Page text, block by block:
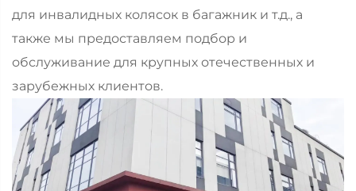
для инвалидных колясок в багажник и т.д., а
также мы предоставляем подбор и
обслуживание для крупных отечественных и
зарубежных клиентов.